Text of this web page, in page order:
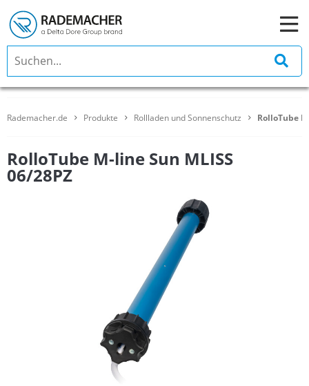
Rademacher.de Produkte Rollladen und Sonnenschutz RolloTube
RolloTube M-line Sun MLISS
06/28PZ